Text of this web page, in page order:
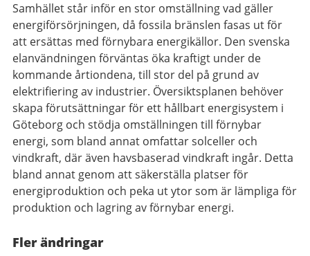
Samhället står inför en stor omställning vad gäller
energiförsörjningen, då fossila bränslen fasas ut för
att ersättas med förnybara energikällor. Den svenska
elanvändningen förväntas öka kraftigt under de
kommande årtiondena, till stor del på grund av
elektrifiering av industrier. Översiktsplanen behöver
skapa förutsättningar för ett hållbart energisystem i
Göteborg och stödja omställningen till förnybar
energi, som bland annat omfattar solceller och
vindkraft, där även havsbaserad vindkraft ingår. Detta
bland annat genom att säkerställa platser för
energiproduktion och peka ut ytor som är lämpliga för
produktion och lagring av förnybar energi.
Fler ändringar